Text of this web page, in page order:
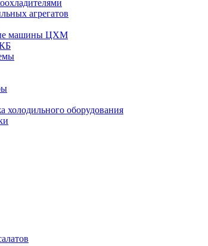
агрегатов
машины ЦХМ
холодильного оборудования